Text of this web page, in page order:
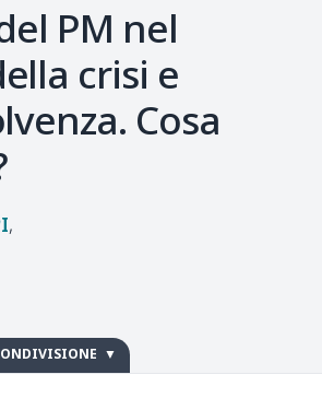
PM nel
crisi e
Cosa